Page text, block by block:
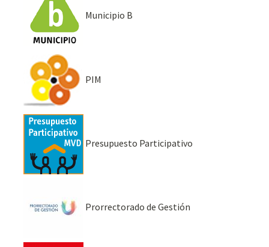
Municipio B
PIM
Presupuesto Participativo
Prorrectorado de Gestión